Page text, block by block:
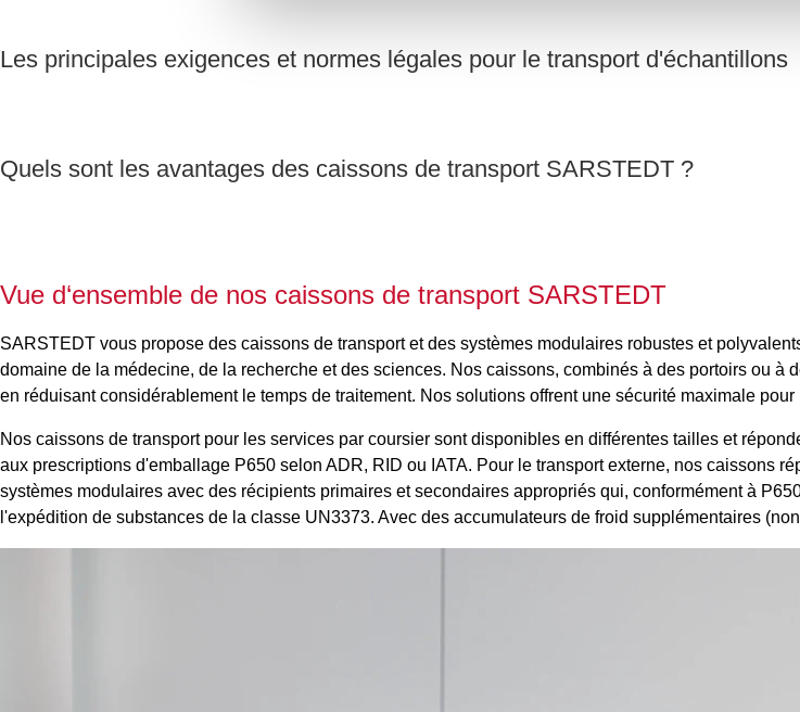
Les principales exigences et normes légales pour le transport d'échantillons
Quels sont les avantages des caissons de transport SARSTEDT ?
Vue d‘ensemble de nos caissons de transport SARSTEDT
SARSTEDT vous propose des caissons de transport et des systèmes modulaires robustes et
domaine de la médecine, de la recherche et des sciences. Nos caissons, combinés à des portoirs ou
en réduisant considérablement le temps de traitement. Nos solutions offrent une sécurité maximale
Nos caissons de transport pour les services par coursier sont disponibles en différentes tailles et
aux prescriptions d'emballage P650 selon ADR, RID ou IATA. Pour le transport externe, nos caissons
systèmes modulaires avec des récipients primaires et secondaires appropriés qui, conformément à
l'expédition de substances de la classe UN3373. Avec des accumulateurs de froid supplémentaires